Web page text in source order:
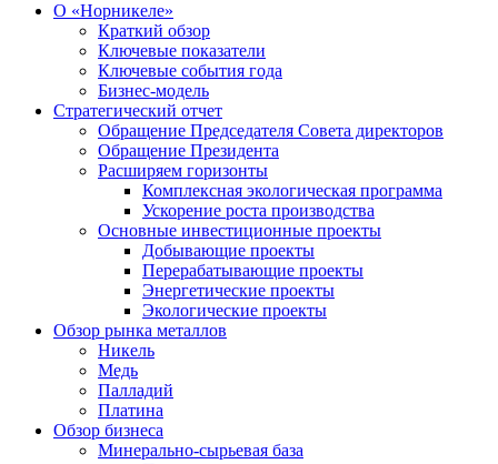
О «Норникеле»
Краткий обзор
Ключевые показатели
Ключевые события года
Бизнес-модель
Стратегический отчет
Обращение Председателя Совета директоров
Обращение Президента
Расширяем горизонты
Комплексная экологическая программа
Ускорение роста производства
Основные инвестиционные проекты
Добывающие проекты
Перерабатывающие проекты
Энергетические проекты
Экологические проекты
Обзор рынка металлов
Никель
Медь
Палладий
Платина
Обзор бизнеса
Минерально-сырьевая база